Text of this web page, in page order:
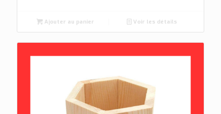
Ajouter au panier Voir les détails